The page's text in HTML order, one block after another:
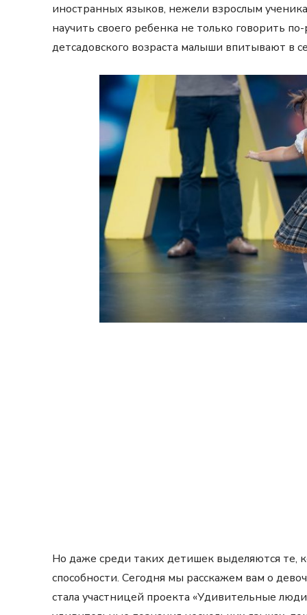
иностранных языков, нежели взрослым
научить своего ребенка не только говорить
детсадовского возраста малыши впитывают в
Но даже среди таких детишек выделяются те,
способности. Сегодня мы расскажем вам о
стала участницей проекта «Удивительные